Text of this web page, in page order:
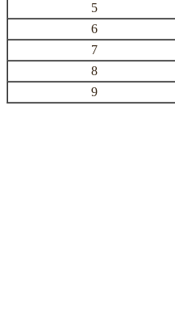
5
6
7
8
9